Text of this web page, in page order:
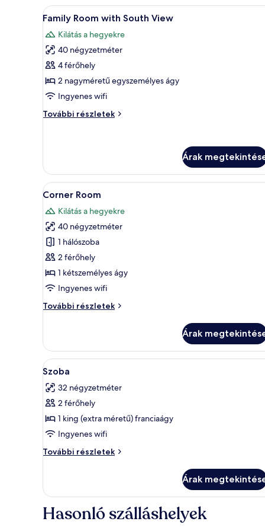
A
következő
szoba
összes
képének
megtekintése:
Family
with
Egy szállodai szoba,
6
Family Room with South View
Kilátás a hegyekre
40 négyzetméter
4 férőhely
2 nagyméretű egyszemélyes ágy
Ingyenes wifi
További részletek
Family
további
részletei
Árak
A
következő
szoba
összes
képének
megtekintése:
Corner
Room
Egy szállodai szoba,
6
Corner Room
Kilátás a hegyekre
40 négyzetméter
1 hálószoba
2 férőhely
1 kétszemélyes ágy
Ingyenes wifi
További részletek
Corner
Árak
A
következő
szoba
összes
képének
megtekintése:
Szoba
Egy szállodai szoba,
1
Szoba
32 négyzetméter
2 férőhely
1 king (extra méretű) franciaágy
Ingyenes wifi
További részletek
Szoba
Árak
Hasonló szálláshelyek